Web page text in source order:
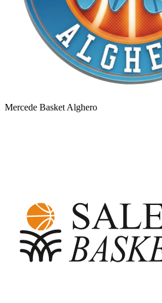
Mercede Basket Alghero